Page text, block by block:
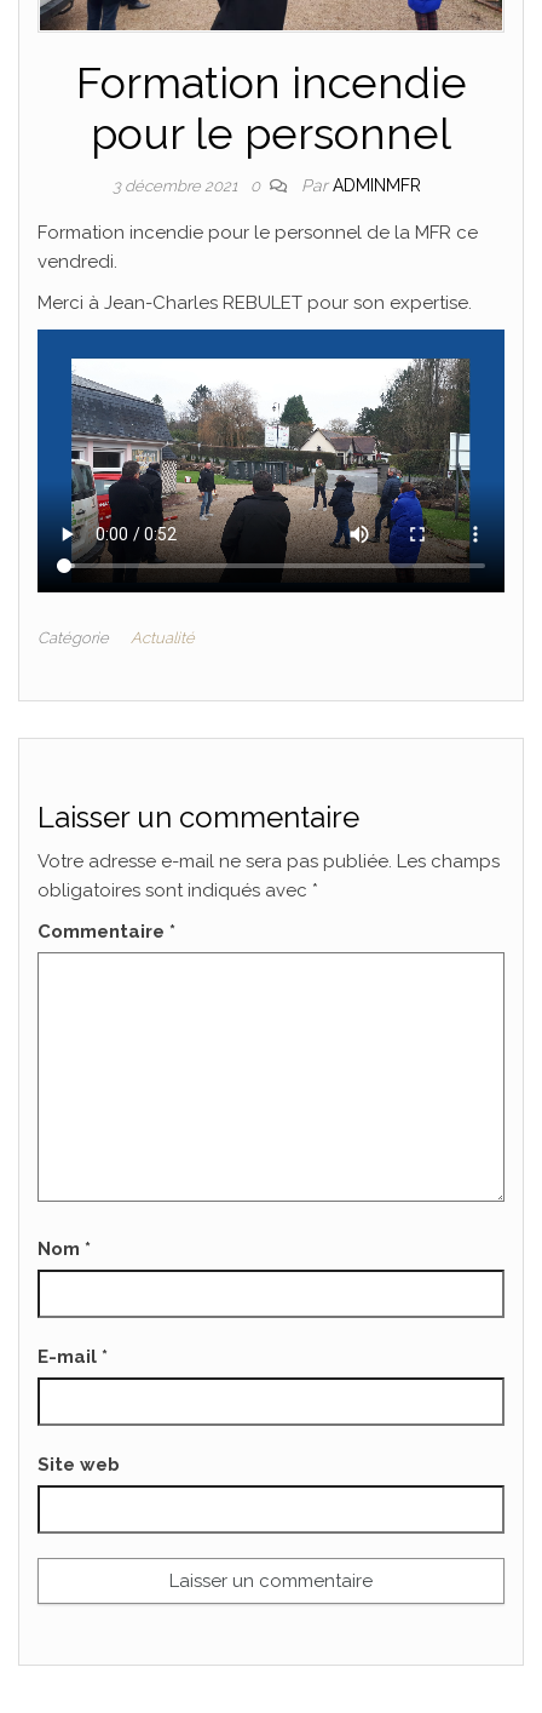
Formation incendie
pour le personnel
3 décembre 2021 0 ParADMINMFR
Formation incendie pour le personnel de la MFR ce
vendredi.
Merci à Jean-Charles REBULET pour son expertise.
Catégorie Actualité
Laisser un commentaire
Votre adresse e-mail ne sera pas publiée. Les champs
obligatoires sont indiqués avec *
Commentaire *
Nom *
E-mail *
Site web